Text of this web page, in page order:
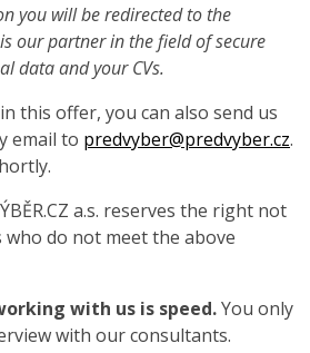
you will be redirected to the
our partner in the field of secure
data and your CVs.
this offer, you can also send us
email to predvyber@predvyber.cz.
a.s. reserves the right not
do not meet the above
with us is speed.You only
with our consultants.